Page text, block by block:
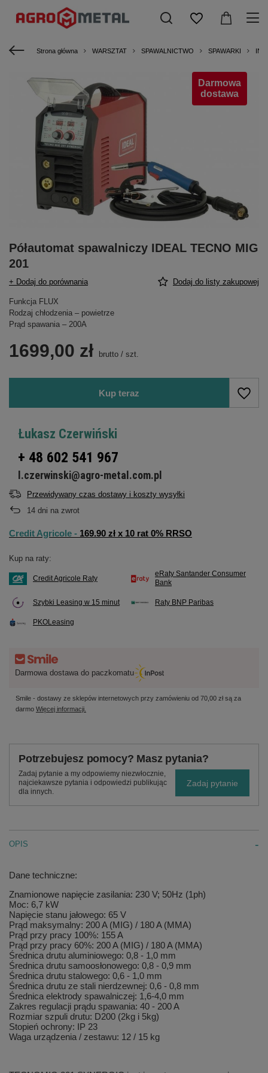
Strona główna WARSZTAT SPAWALNICTWO SPAWARKI
Darmowa
dostawa
Półautomat spawalniczy IDEAL TECNO MIG
201
+ Dodaj do porównania Dodaj do listy zakupowej
Funkcja FLUX
Rodzaj chłodzenia – powietrze
Prąd spawania – 200A
1699,00 zł brutto / szt.
Kup teraz
Łukasz Czerwiński
+ 48 602 541 967
l.czerwinski@agro-metal.com.pl
Przewidywany czas dostawy i koszty wysyłki
14 dni na zwrot
Credit Agricole - 169.90 zł x 10 rat 0% RRSO
Kup na raty:
Credit Agricole Raty
eRaty Santander Consumer
Bank
Szybki Leasing w 15 minut Raty BNP Paribas
PKOLeasing
Darmowa dostawa do paczkomatu
Smile - dostawy ze sklepów internetowych przy zamówieniu od 70,00 złsą za
darmo Więcej informacji.
Potrzebujesz pomocy? Masz pytania?
Zadaj pytanie a my odpowiemy niezwłocznie,
najciekawsze pytania i odpowiedzi publikując
dla innych.
Zadaj pytanie
OPIS
Dane techniczne:
Znamionowe napięcie zasilania: 230 V; 50Hz (1ph)
Moc: 6,7 kW
Napięcie stanu jałowego: 65 V
Prąd maksymalny: 200 A (MIG) / 180 A (MMA)
Prąd przy pracy 100%: 155 A
Prąd przy pracy 60%: 200 A (MIG) / 180 A (MMA)
Średnica drutu aluminiowego: 0,8 - 1,0 mm
Średnica drutu samoosłonowego: 0,8 - 0,9 mm
Średnica drutu stalowego: 0,6 - 1,0 mm
Średnica drutu ze stali nierdzewnej: 0,6 - 0,8 mm
Średnica elektrody spawalniczej: 1,6-4,0 mm
Zakres regulacji prądu spawania: 40 - 200 A
Rozmiar szpuli drutu: D200 (2kg i 5kg)
Stopień ochrony: IP 23
Waga urządzenia / zestawu: 12 / 15 kg